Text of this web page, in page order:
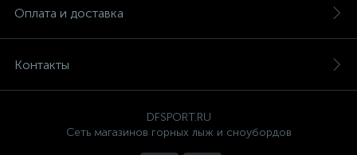
Оплата и доставка
Контакты
DFSPORT.RU
Сеть магазинов горных лыж и сноубордов